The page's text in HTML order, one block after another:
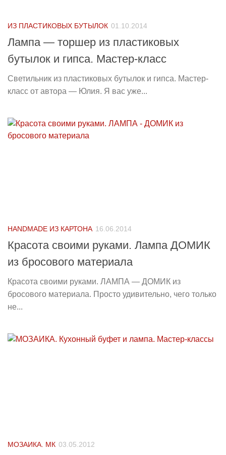
ИЗ ПЛАСТИКОВЫХ БУТЫЛОК 01.10.2014
Лампа — торшер из пластиковых
бутылок и гипса. Мастер-класс
Светильник из пластиковых бутылок и гипса. Мастер-
класс от автора — Юлия. Я вас уже...
HANDMADE ИЗ КАРТОНА 16.06.2014
Красота своими руками. Лампа ДОМИК
из бросового материала
Красота своими руками. ЛАМПА — ДОМИК из
бросового материала. Просто удивительно, чего только
не...
МОЗАИКА. МК 03.05.2012